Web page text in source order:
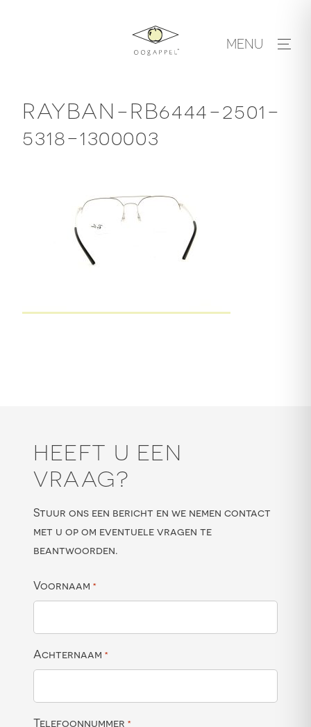
MENU
RAYBAN-RB6444-2501-
5318-1300003
HEEFT U EEN
VRAAG?
Stuur ons een bericht en we nemen contact
met u op om eventuele vragen te
beantwoorden.
Voornaam *
Achternaam *
Telefoonnummer *